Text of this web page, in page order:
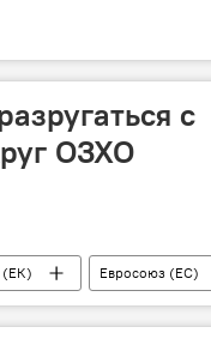
с
ОЗХО
(ЕК) Евросоюз (ЕС)